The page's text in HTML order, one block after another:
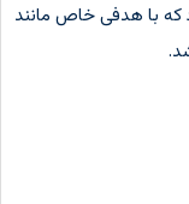
که با هدفی خاص مانند